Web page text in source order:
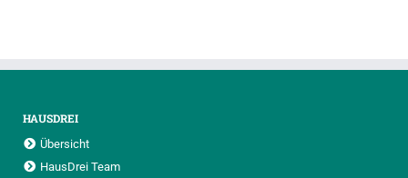
HAUSDREI
Übersicht
HausDrei Team